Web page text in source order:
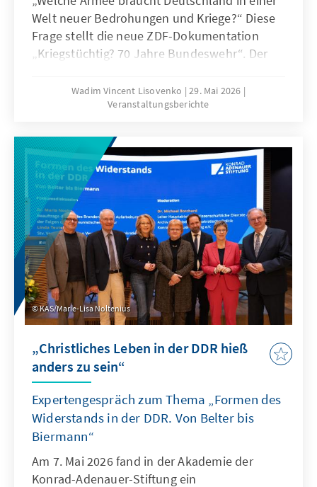
Welt neuer Bedrohungen und Kriege?“ Diese
Frage stellt die neue ZDF-Dokumentation
„Kriegstüchtig? 70 Jahre Bundeswehr“. Der
Streitkräfte seit ihrer Gründung nach und
stellt zugleich die drängende Frage nach ihrer
veränderten sicherheitspolitischen Lage. Im
Anschluss diskutierten der Militärhistoriker
Prof. Dr. Sönke Neitzel, Oberstleutnant Prof.
Dr. Daniela Klix, der Wehrbeauftragte Henning
Otte sowie der Autor des Films, Jörg Müllner,
über die Herausforderungen der Bundeswehr
und die Konsequenzen der Zeitenwende.
Wadim Vincent Lisovenko
29. Mai 2026
Veranstaltungsberichte
KAS/Marie-Lisa Noltenius
„Christliches Leben in der DDR hieß
anders zu sein“
Expertengespräch zum Thema „Formen des
Widerstands in der DDR. Von Belter bis
Biermann“
Am 7. Mai 2026 fand in der Akademie der
Konrad-Adenauer-Stiftung ein